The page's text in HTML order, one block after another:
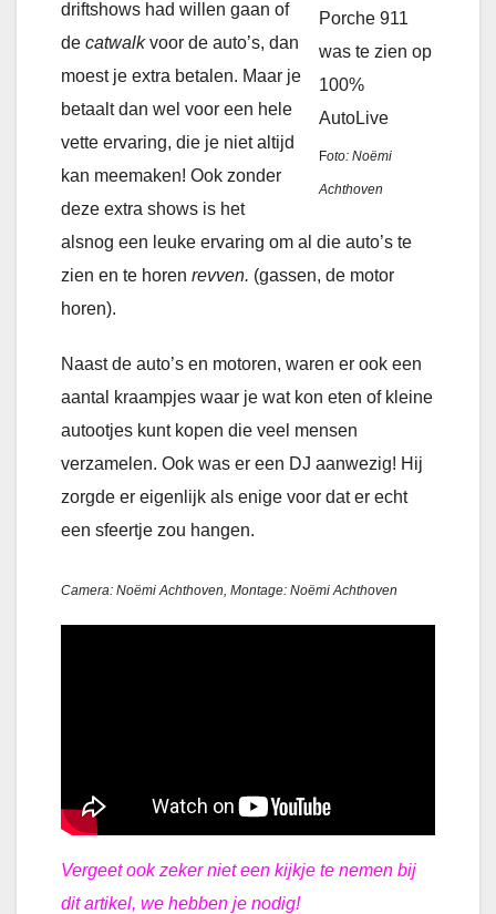
Porche 911
was te zien op
100%
AutoLive
Foto: Noëmi
Achthoven
driftshows had willen gaan of
de catwalkvoor de auto’s, dan
moest je extra betalen. Maar je
betaalt dan wel voor een hele
vette ervaring, die je niet altijd
kan meemaken! Ook zonder
deze extra shows is het
alsnog een leuke ervaring om al die auto’s te
zien en te horen revven. (gassen, de motor
horen).
Naast de auto’s en motoren, waren er ook een
aantal kraampjes waar je wat kon eten of kleine
autootjes kunt kopen die veel mensen
verzamelen. Ook was er een DJ aanwezig! Hij
zorgde er eigenlijk als enige voor dat er echt
een sfeertje zou hangen.
Camera: Noëmi Achthoven, Montage: Noëmi Achthoven
Vergeet ook zeker niet een kijkje te nemen bij
dit artikel, we hebben je nodig!